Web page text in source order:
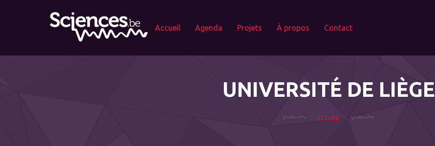
Accueil Agenda Projets À propos Contact
UNIVERSITÉ DE LIÈGE
ACCUEIL